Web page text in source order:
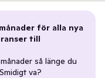
för alla nya
till
så länge du
va?